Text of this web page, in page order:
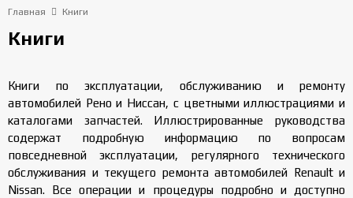
Главная Книги
Книги
Книги по эксплуатации, обслуживанию и ремонту
автомобилей Рено и Ниссан, с цветными иллюстрациями и
каталогами запчастей. Иллюстрированные руководства
содержат подробную информацию по вопросам
повседневной эксплуатации, регулярного технического
обслуживания и текущего ремонта автомобилей Renault и
Nissan. Все операции и процедуры подробно и доступно